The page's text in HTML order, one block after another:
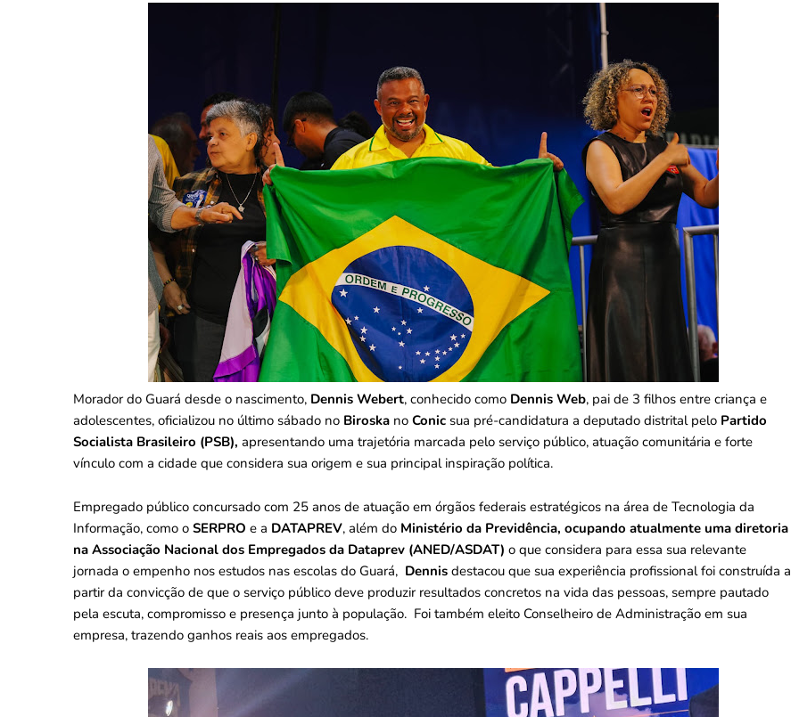
Morador do Guará desde o nascimento, Dennis Webert, conhecido como Dennis Web, pai de 3 filhos entre criança e
adolescentes, oficializou no último sábado no Biroska no Conic sua pré-candidatura a deputado distrital pelo Partido
Socialista Brasileiro (PSB), apresentando uma trajetória marcada pelo serviço público, atuação comunitária e forte
vínculo com a cidade que considera sua origem e sua principal inspiração política.
Empregado público concursado com 25 anos de atuação em órgãos federais estratégicos na área de Tecnologia da
Informação, como o SERPRO e a DATAPREV, além do Ministério da Previdência, ocupando atualmente uma diretoria
na Associação Nacional dos Empregados da Dataprev (ANED/ASDAT) o que considera para essa sua relevante
jornada o empenho nos estudos nas escolas do Guará, Dennis destacou que sua experiência profissional foi construída a
partir da convicção de que o serviço público deve produzir resultados concretos na vida das pessoas, sempre pautado
pela escuta, compromisso e presença junto à população. Foi também eleito Conselheiro de Administração em sua
empresa, trazendo ganhos reais aos empregados.